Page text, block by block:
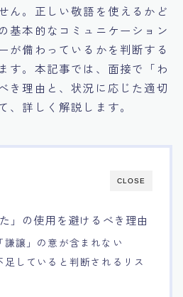
な関係を築く方法
果的に伝える方法
するためのヒント
ん。正しい敬語を使えるかど
基本的なコミュニケーション
が備わっているかを判断する
す。本記事では、面接で「わ
き理由と、状況に応じた適切
、詳しく解説します。
CLOSE
」の使用を避けるべき理由
譲」の意が含まれない
足していると判断されるリス